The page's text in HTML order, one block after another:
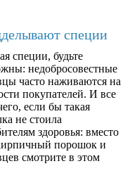
специи
специи, будьте
недобросовестные
часто наживаются на
покупателей. И все
если бы такая
не стоила
здоровья: вместо
порошок и
смотрите в этом